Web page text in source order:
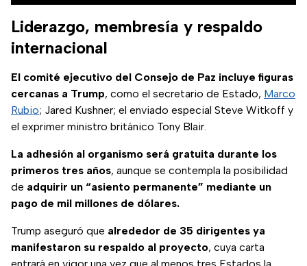
Liderazgo, membresía y respaldo
internacional
El comité ejecutivo del Consejo de Paz incluye figuras
cercanas a Trump, como el secretario de Estado, Marco
Rubio; Jared Kushner; el enviado especial Steve Witkoff y
el exprimer ministro británico Tony Blair.
La adhesión al organismo será gratuita durante los
primeros tres años, aunque se contempla la posibilidad
de adquirir un “asiento permanente” mediante un
pago de mil millones de dólares.
Trump aseguró que alrededor de 35 dirigentes ya
manifestaron su respaldo al proyecto, cuya carta